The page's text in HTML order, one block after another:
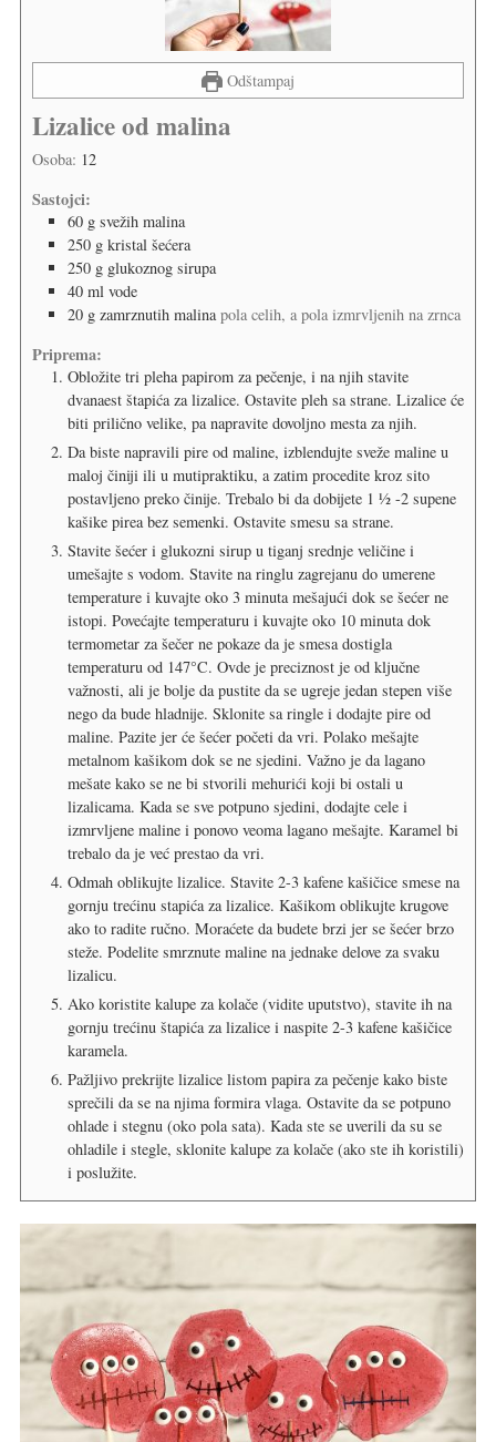
Odštampaj
Lizalice od malina
Osoba: 12
Sastojci:
60 g svežih malina
250 g kristal šećera
250 g glukoznog sirupa
40 ml vode
20 g zamrznutih malina pola celih, a pola izmrvljenih na zrnca
Priprema:
Obložite tri pleha papirom za pečenje, i na njih stavite
dvanaest štapića za lizalice. Ostavite pleh sa strane. Lizalice će
biti prilično velike, pa napravite dovoljno mesta za njih.
Da biste napravili pire od maline, izblendujte sveže maline u
maloj činiji ili u mutipraktiku, a zatim procedite kroz sito
postavljeno preko činije. Trebalo bi da dobijete 1 ½ -2 supene
kašike pirea bez semenki. Ostavite smesu sa strane.
Stavite šećer i glukozni sirup u tiganj srednje veličine i
umešajte s vodom. Stavite na ringlu zagrejanu do umerene
temperature i kuvajte oko 3 minuta mešajući dok se šećer ne
istopi. Povećajte temperaturu i kuvajte oko 10 minuta dok
termometar za šečer ne pokaze da je smesa dostigla
temperaturu od 147°C. Ovde je preciznost je od ključne
važnosti, ali je bolje da pustite da se ugreje jedan stepen više
nego da bude hladnije. Sklonite sa ringle i dodajte pire od
maline. Pazite jer će šećer početi da vri. Polako mešajte
metalnom kašikom dok se ne sjedini. Važno je da lagano
mešate kako se ne bi stvorili mehurići koji bi ostali u
lizalicama. Kada se sve potpuno sjedini, dodajte cele i
izmrvljene maline i ponovo veoma lagano mešajte. Karamel bi
trebalo da je već prestao da vri.
Odmah oblikujte lizalice. Stavite 2-3 kafene kašičice smese na
gornju trećinu stapića za lizalice. Kašikom oblikujte krugove
ako to radite ručno. Moraćete da budete brzi jer se šećer brzo
steže. Podelite smrznute maline na jednake delove za svaku
lizalicu.
Ako koristite kalupe za kolače (vidite uputstvo), stavite ih na
gornju trećinu štapića za lizalice i naspite 2-3 kafene kašičice
karamela.
Pažljivo prekrijte lizalice listom papira za pečenje kako biste
sprečili da se na njima formira vlaga. Ostavite da se potpuno
ohlade i stegnu (oko pola sata). Kada ste se uverili da su se
ohladile i stegle, sklonite kalupe za kolače (ako ste ih koristili)
i poslužite.